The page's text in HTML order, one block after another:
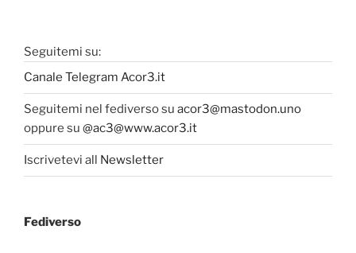
Seguitemi su:
Canale Telegram Acor3.it
Seguitemi nel fediverso su acor3@mastodon.uno
oppure su @ac3@www.acor3.it
Iscrivetevi all Newsletter
Fediverso